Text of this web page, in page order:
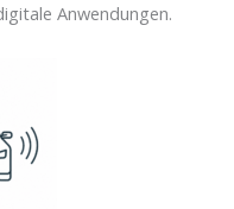
Anwendungen.